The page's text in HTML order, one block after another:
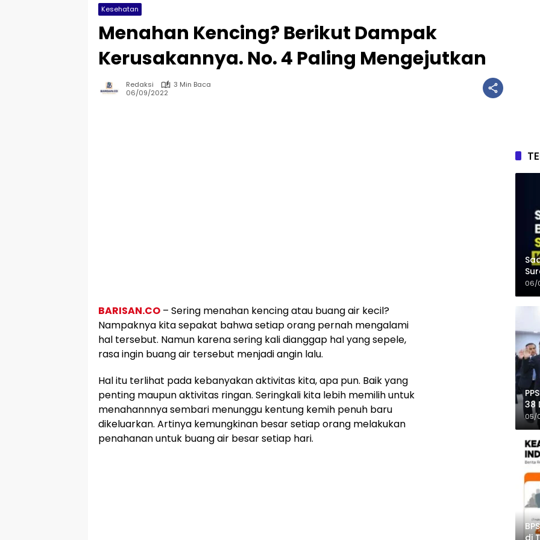
Kesehatan
Menahan Kencing? Berikut Dampak
Kerusakannya. No. 4 Paling Mengejutkan
Redaksi
3 Min Baca
06/09/2022
BARISAN.CO – Sering menahan kencing atau buang air kecil?
Nampaknya kita sepakat bahwa setiap orang pernah mengalami
hal tersebut. Namun karena sering kali dianggap hal yang sepele,
rasa ingin buang air tersebut menjadi angin lalu.
Hal itu terlihat pada kebanyakan aktivitas kita, apa pun. Baik yang
penting maupun aktivitas ringan. Seringkali kita lebih memilih untuk
menahannnya sembari menunggu kentung kemih penuh baru
dikeluarkan. Artinya kemungkinan besar setiap orang melakukan
penahanan untuk buang air besar setiap hari.
06/
38
05/
di